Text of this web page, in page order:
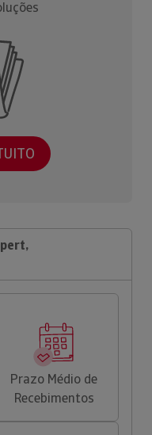
Prazo Médio de
Recebimentos